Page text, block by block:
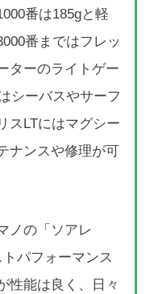
番は185gと軽
番まではフレッ
ターのライトゲー
シーバスやサーフ
スLTにはマグシー
ナンスや修理が可
ノの「ソアレ
パフォーマンス
性能は良く、日々